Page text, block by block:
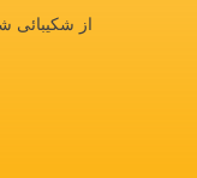
از شکیبائی